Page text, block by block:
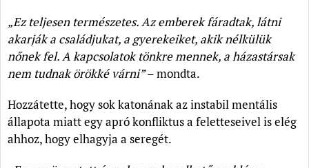
„Ez teljesen természetes. Az emberek fáradtak, látni
akarják a családjukat, a gyerekeiket, akik nélkülük
nőnek fel. A kapcsolatok tönkre mennek, a házastársak
nem tudnak örökké várni”– mondta.
Hozzátette, hogy sok katonának az instabil mentális
állapota miatt egy apró konfliktus a feletteseivel is elég
ahhoz, hogy elhagyja a seregét.